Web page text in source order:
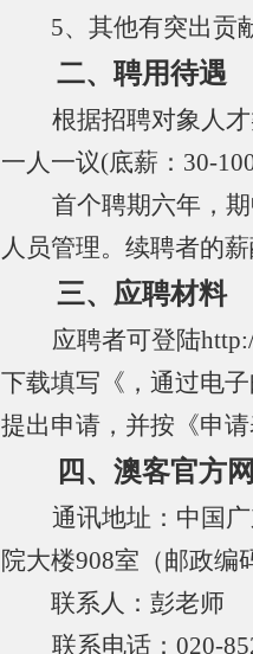
5、其他有突出贡
二、聘用待遇
根据招聘对象人
一人一议(底薪： 30-
首个聘期六年，
人员管理。续聘者的
三、应聘材料
应聘者可登陆
下载填写《 ，通过电
提出申请，并按《申
四、澳客官方
通讯地址：中国
院大楼908室（邮政编
联系人：彭老师
联系电话： 020-